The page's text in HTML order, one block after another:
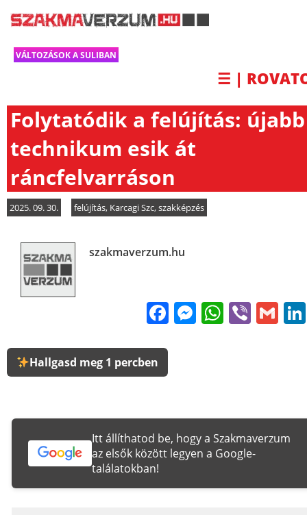
VÁLTOZÁSOK A SULIBAN
☰ |
Folytatódik a felújítás: újabb
technikum esik át
ráncfelvarráson
2025. 09. 30. felújítás, Karcagi Szc,szakképzés
szakmaverzum.hu
FacebookViber
Hallgasd meg 1 percben
Itt állíthatod be, hogy a Szakmaverzum
az elsők között legyen a Google-
találatokban!